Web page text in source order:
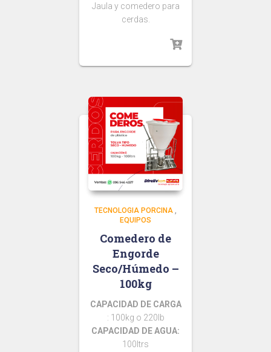
Jaula y comedero para
cerdas.
TECNOLOGIA PORCINA ,
EQUIPOS
Comedero de
Engorde
Seco/Húmedo –
100kg
CAPACIDAD DE CARGA
: 100kg o 220lb
CAPACIDAD DE AGUA:
100ltrs